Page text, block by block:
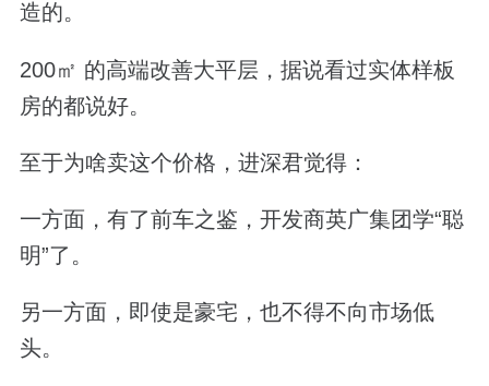
造的。
200㎡ 的高端改善大平层，据说看过实体样板
房的都说好。
至于为啥卖这个价格，进深君觉得：
一方面，有了前车之鉴，开发商英广集团学“聪
明”了。
另一方面，即使是豪宅，也不得不向市场低
头。